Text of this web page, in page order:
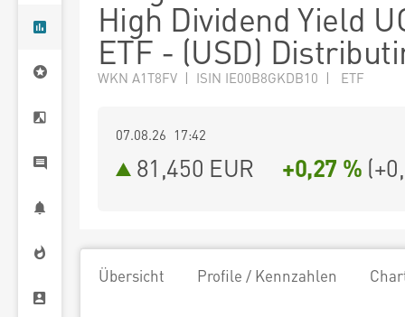
High Dividend Yield
ETF - (USD)
WKN A1T8FV | ISIN IE00B8GKDB10 | ETF
07.08.26 17:42
81,450 EUR +0,27 % (
Übersicht Profile / Kennzahlen